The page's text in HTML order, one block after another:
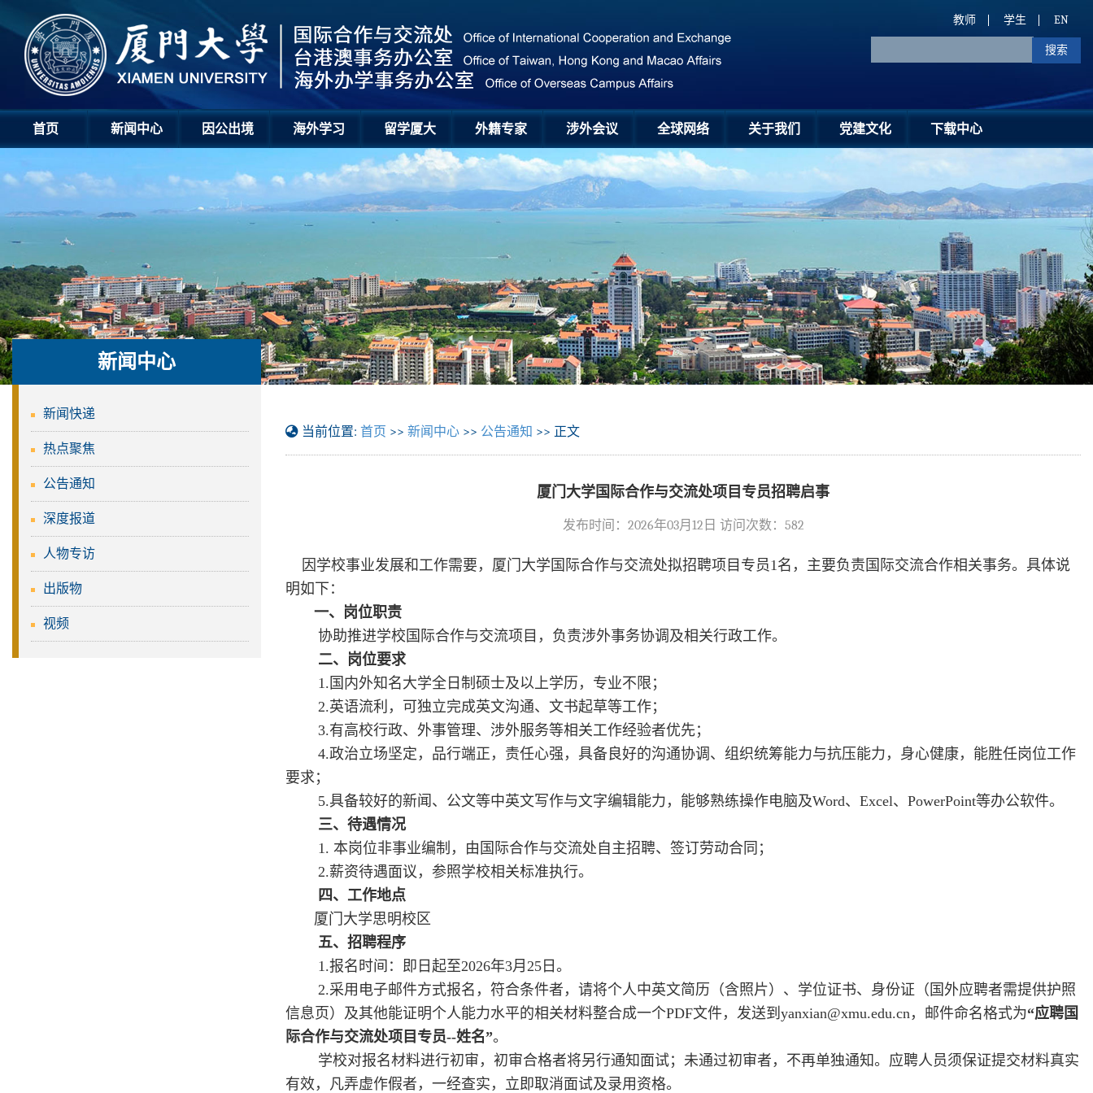
教师 学生 EN
首页 新闻中心 因公出境 海外学习 留学厦大 外籍专家 涉外会议 全球网络 关于我们 党建文化 下载中心
新闻中心
新闻快递
热点聚焦
公告通知
深度报道
人物专访
出版物
视频
当前位置: 首页 >> 新闻中心 >> 公告通知 >> 正文
厦门大学国际合作与交流处项目专员招聘启事
发布时间：2026年03月12日 访问次数： 582
因学校事业发展和工作需要，厦门大学国际合作与交流处拟招聘项目专员1名，主要负责国际交流合作相关事务。具体说
明如下：
一、岗位职责
协助推进学校国际合作与交流项目，负责涉外事务协调及相关行政工作。
二、岗位要求
1.国内外知名大学全日制硕士及以上学历，专业不限；
2.英语流利，可独立完成英文沟通、文书起草等工作；
3.有高校行政、外事管理、涉外服务等相关工作经验者优先；
4.政治立场坚定，品行端正，责任心强，具备良好的沟通协调、组织统筹能力与抗压能力，身心健康，能胜任岗位工作
要求；
5.具备较好的新闻、公文等中英文写作与文字编辑能力，能够熟练操作电脑及Word、Excel、PowerPoint等办公软件。
三、待遇情况
1. 本岗位非事业编制，由国际合作与交流处自主招聘、签订劳动合同；
2.薪资待遇面议，参照学校相关标准执行。
四、工作地点
厦门大学思明校区
五、招聘程序
1.报名时间：即日起至2026年3月25日。
2.采用电子邮件方式报名，符合条件者，请将个人中英文简历（含照片）、学位证书、身份证（国外应聘者需提供护照
信息页）及其他能证明个人能力水平的相关材料整合成一个PDF文件，发送到yanxian@xmu.edu.cn，邮件命名格式为“应聘国
际合作与交流处项目专员--姓名”。
学校对报名材料进行初审，初审合格者将另行通知面试；未通过初审者，不再单独通知。应聘人员须保证提交材料真实
有效，凡弄虚作假者，一经查实，立即取消面试及录用资格。